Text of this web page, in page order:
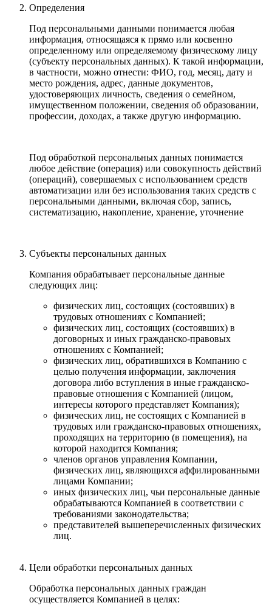
Определения
Под персональными данными понимается любая
информация, относящаяся к прямо или косвенно
определенному или определяемому физическому лицу
(субъекту персональных данных). К такой информации,
в частности, можно отнести: ФИО, год, месяц, дату и
место рождения, адрес, данные документов,
удостоверяющих личность, сведения о семейном,
имущественном положении, сведения об образовании,
профессии, доходах, а также другую информацию.
Под обработкой персональных данных понимается
любое действие (операция) или совокупность действий
(операций), совершаемых с использованием средств
автоматизации или без использования таких средств с
персональными данными, включая сбор, запись,
систематизацию, накопление, хранение, уточнение
Субъекты персональных данных
Компания обрабатывает персональные данные
следующих лиц:
физических лиц, состоящих (состоявших) в
трудовых отношениях с Компанией;
физических лиц, состоящих (состоявших) в
договорных и иных гражданско-правовых
отношениях с Компанией;
физических лиц, обратившихся в Компанию с
целью получения информации, заключения
договора либо вступления в иные гражданско-
правовые отношения с Компанией (лицом,
интересы которого представляет Компания);
физических лиц, не состоящих с Компанией в
трудовых или гражданско-правовых отношениях,
проходящих на территорию (в помещения), на
которой находится Компания;
членов органов управления Компании,
физических лиц, являющихся аффилированными
лицами Компании;
иных физических лиц, чьи персональные данные
обрабатываются Компанией в соответствии с
требованиями законодательства;
представителей вышеперечисленных физических
лиц.
Цели обработки персональных данных
Обработка персональных данных граждан
осуществляется Компанией в целях: